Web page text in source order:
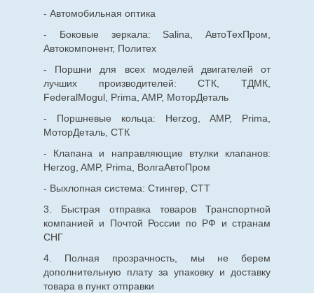
- Автомобильная оптика
- Боковые зеркала: Salina, АвтоТехПром,
Автокомпонент, Политех
- Поршни для всех моделей двигателей от
лучших производителей: СТК, ТДМК,
FederalMogul, Prima, AMP, МоторДеталь
- Поршневые кольца: Herzog, AMP, Prima,
МоторДеталь, СТК
- Клапана и направляющие втулки клапанов:
Herzog, AMP, Prima, ВолгаАвтоПром
- Выхлопная система: Стингер, СТТ
3. Быстрая отправка товаров Транспортной
компанией и Почтой России по РФ и странам
СНГ
4. Полная прозрачность, мы не берем
дополнительную плату за упаковку и доставку
товара в пункт отправки